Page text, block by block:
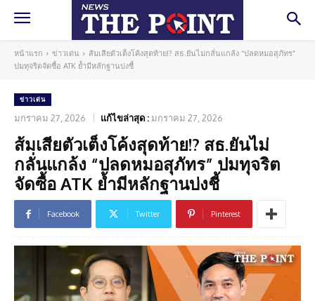
หน้าแรก ข่าวเด่น
ส้มเสียตัวเต็งโค้งสุดท้าย!? สธ.ยันไม่กลั่นแกล้ง “ปลดหมอสุภัทร”
ปมทุจริตจัดซื้อ ATK ย้ำมีหลักฐานบ่งชี้
ข่าวเด่น
มกราคม 27, 2026 แก้ไขล่าสุด : มกราคม 27, 2026
ส้มเสียตัวเต็งโค้งสุดท้าย!? สธ.ยันไม่
กลั่นแกล้ง “ปลดหมอสุภัทร” ปมทุจริต
จัดซื้อ ATK ย้ำมีหลักฐานบ่งชี้
Facebook Twitter Pinterest